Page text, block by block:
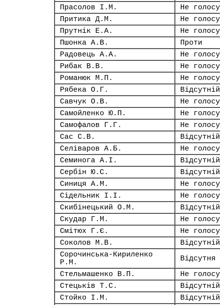
Прасолов І.М.
Не
Притика Д.М.
Не
Прутнік Е.А.
Не
Пшонка А.В.
Проти
Радовець А.А.
Не
Рибак В.В.
Не
Романюк М.П.
Не
Рябека О.Г.
Відсутній
Савчук О.В.
Не
Самойленко Ю.П.
Не
Самофалов Г.Г.
Не
Сас С.В.
Відсутній
Селіваров А.Б.
Не
Семинога А.І.
Відсутній
Сербін Ю.С.
Відсутній
Синиця А.М.
Не
Сідельник І.І.
Не
Скибінецький О.М.
Відсутній
Скудар Г.М.
Не
Смітюх Г.Є.
Не
Соколов М.В.
Відсутній
Сорочинська-Кириленко
Р.М.
Відсутня
Стельмашенко В.П.
Не
Стецьків Т.С.
Відсутній
Стойко І.М.
Відсутній